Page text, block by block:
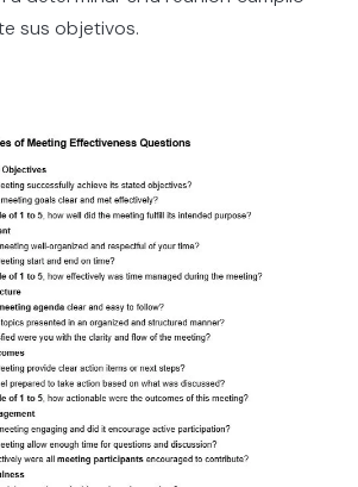
sus objetivos.